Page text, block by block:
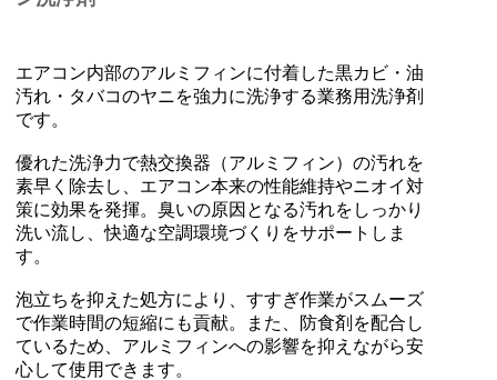
エアコン内部のアルミフィンに付着した黒カビ・油
汚れ・タバコのヤニを強力に洗浄する業務用洗浄剤
です。
優れた洗浄力で熱交換器（アルミフィン）の汚れを
素早く除去し、エアコン本来の性能維持やニオイ対
策に効果を発揮。臭いの原因となる汚れをしっかり
洗い流し、快適な空調環境づくりをサポートしま
す。
泡立ちを抑えた処方により、すすぎ作業がスムーズ
で作業時間の短縮にも貢献。また、防食剤を配合し
ているため、アルミフィンへの影響を抑えながら安
心して使用できます。